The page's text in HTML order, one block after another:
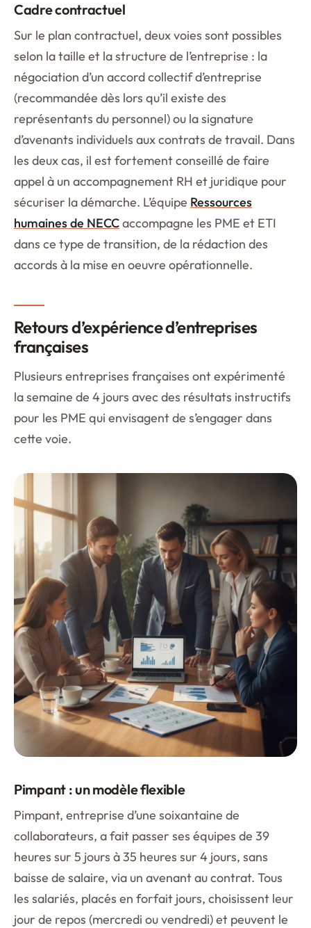
Cadre contractuel
Sur le plan contractuel, deux voies sont possibles
selon la taille et la structure de l’entreprise : la
négociation d’un accord collectif d’entreprise
(recommandée dès lors qu’il existe des
représentants du personnel) ou la signature
d’avenants individuels aux contrats de travail. Dans
les deux cas, il est fortement conseillé de faire
appel à un accompagnement RH et juridique pour
sécuriser la démarche. L’équipe Ressources
humaines de NECCaccompagne les PME et ETI
dans ce type de transition, de la rédaction des
accords à la mise en oeuvre opérationnelle.
Retours d’expérience d’entreprises
françaises
Plusieurs entreprises françaises ont expérimenté
la semaine de 4 jours avec des résultats instructifs
pour les PME qui envisagent de s’engager dans
cette voie.
Pimpant : un modèle flexible
Pimpant, entreprise d’une soixantaine de
collaborateurs, a fait passer ses équipes de 39
heures sur 5 jours à 35 heures sur 4 jours, sans
baisse de salaire, via un avenant au contrat. Tous
les salariés, placés en forfait jours, choisissent leur
jour de repos (mercredi ou vendredi) et peuvent le